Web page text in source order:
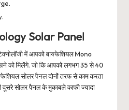
Solar Panel
में आपको बायफेशियल Mono
को मिलेंगे. जो कि आपको लगभग 35 से 40
सोलर पैनल दोनों तरफ से काम करता
दूसरे सोलर पैनल के मुकाबले काफी ज्यादा